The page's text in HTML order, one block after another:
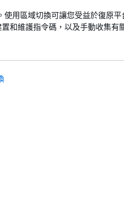
使用區域切換可讓您受益於復原
和維護指令碼，以及手動收集有